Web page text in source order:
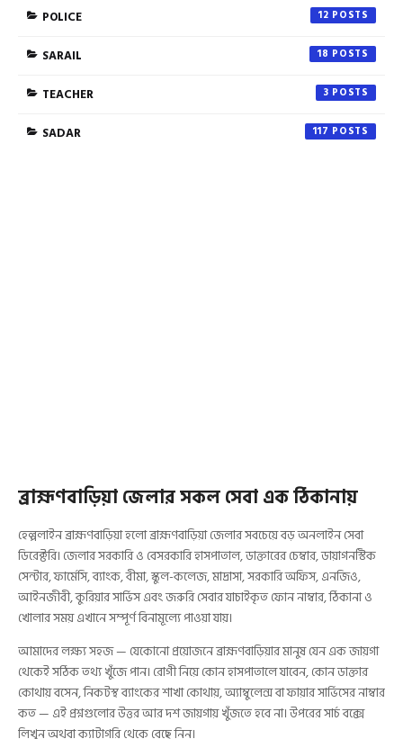
POLICE 12
SARAIL 18
TEACHER 3
SADAR 117
ব্রাহ্মণবাড়িয়া জেলার সকল সেবা এক ঠিকানায়
হেল্পলাইন ব্রাহ্মণবাড়িয়া হলো ব্রাহ্মণবাড়িয়া জেলার সবচেয়ে বড় অনলাইন সেবা
ডিরেক্টরি। জেলার সরকারি ও বেসরকারি হাসপাতাল, ডাক্তারের চেম্বার, ডায়াগনস্টিক
সেন্টার, ফার্মেসি, ব্যাংক, বীমা, স্কুল-কলেজ, মাদ্রাসা, সরকারি অফিস, এনজিও,
আইনজীবী, কুরিয়ার সার্ভিস এবং জরুরি সেবার যাচাইকৃত ফোন নাম্বার, ঠিকানা ও
খোলার সময় এখানে সম্পূর্ণ বিনামূল্যে পাওয়া যায়।
আমাদের লক্ষ্য সহজ — যেকোনো প্রয়োজনে ব্রাহ্মণবাড়িয়ার মানুষ যেন এক জায়গা
থেকেই সঠিক তথ্য খুঁজে পান। রোগী নিয়ে কোন হাসপাতালে যাবেন, কোন ডাক্তার
কোথায় বসেন, নিকটস্থ ব্যাংকের শাখা কোথায়, অ্যাম্বুলেন্স বা ফায়ার সার্ভিসের নাম্বার
কত — এই প্রশ্নগুলোর উত্তর আর দশ জায়গায় খুঁজতে হবে না। উপরের সার্চ বক্সে
লিখুন অথবা ক্যাটাগরি থেকে বেছে নিন।